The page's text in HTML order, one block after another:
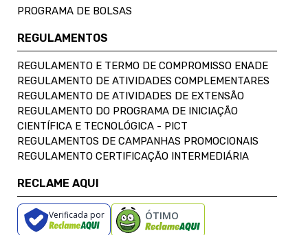
PROGRAMA DE BOLSAS
REGULAMENTOS
REGULAMENTO E TERMO DE COMPROMISSO ENADE
REGULAMENTO DE ATIVIDADES COMPLEMENTARES
REGULAMENTO DE ATIVIDADES DE EXTENSÃO
REGULAMENTO DO PROGRAMA DE INICIAÇÃO
CIENTÍFICA E TECNOLÓGICA - PICT
REGULAMENTOS DE CAMPANHAS PROMOCIONAIS
REGULAMENTO CERTIFICAÇÃO INTERMEDIÁRIA
RECLAME AQUI
Verificada por ÓTIMO